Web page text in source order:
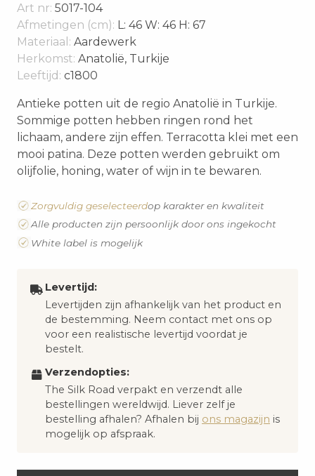
Art nr: 5017-104
Afmetingen (cm): L: 46 W: 46 H: 67
Materiaal: Aardewerk
Herkomst: Anatolië, Turkije
Leeftijd: c1800
Antieke potten uit de regio Anatolië in Turkije.
Sommige potten hebben ringen rond het
lichaam, andere zijn effen. Terracotta klei met een
mooi patina. Deze potten werden gebruikt om
olijfolie, honing, water of wijn in te bewaren.
Zorgvuldig geselecteerdop karakter en kwaliteit
Alle producten zijn persoonlijk door ons ingekocht
White label is mogelijk
Levertijd:
Levertijden zijn afhankelijk van het product en
de bestemming. Neem contact met ons op
voor een realistische levertijd voordat je
bestelt.
Verzendopties:
The Silk Road verpakt en verzendt alle
bestellingen wereldwijd. Liever zelf je
bestelling afhalen? Afhalen bij ons magazijn is
mogelijk op afspraak.